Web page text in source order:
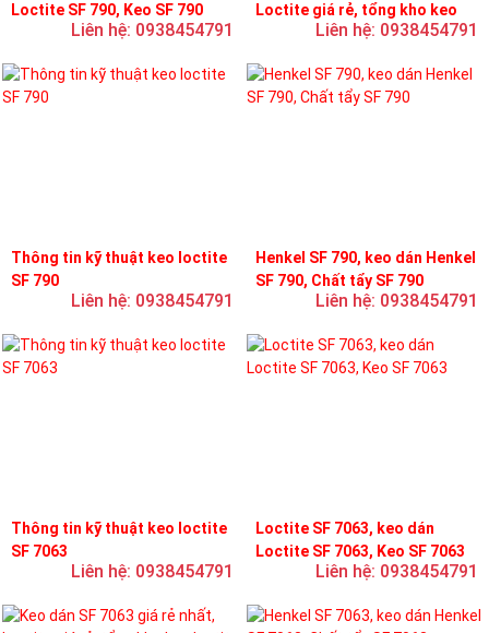
Loctite SF 790, Keo SF 790
Liên hệ: 0938454791
Loctite giá rẻ, tổng kho keo
Liên hệ: 0938454791
Thông tin kỹ thuật keo loctite
SF 790
Liên hệ: 0938454791
Henkel SF 790, keo dán Henkel
SF 790, Chất tẩy SF 790
Liên hệ: 0938454791
Thông tin kỹ thuật keo loctite
SF 7063
Liên hệ: 0938454791
Loctite SF 7063, keo dán
Loctite SF 7063, Keo SF 7063
Liên hệ: 0938454791